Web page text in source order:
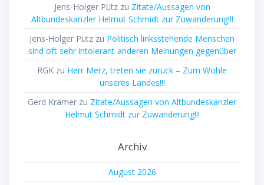
Jens-Holger Pützzu Zitate/Aussagen von
Altbundeskanzler Helmut Schmidt zur Zuwanderung!!!
Jens-Holger Pütz zu Politisch linksstehende Menschen
sind oft sehr intolerant anderen Meinungen gegenüber
RGK zu Herr Merz, treten sie zurück – Zum Wohle
unseres Landes!!!
Gerd Krämer zu Zitate/Aussagen von Altbundeskanzler
Helmut Schmidt zur Zuwanderung!!!
Archiv
August 2026